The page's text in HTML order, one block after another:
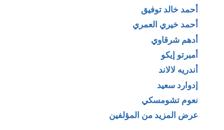
أحمد خالد توفيق
أحمد خيري العمري
أدهم شرقاوي
أمبرتو إيكو
أندريه لالاند
إدوارد سعيد
نعوم تشومسكي
عرض المزيد من المؤلفين